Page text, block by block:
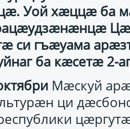
Уой хæццæ ба
си гъæуама
ба кæсетæ 2-
Мæскуй
ци